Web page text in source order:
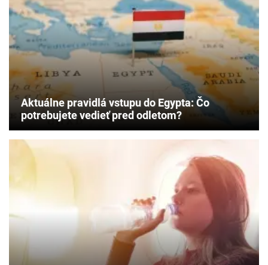
Aktuálne pravidlá vstupu do Egypta: Čo
potrebujete vedieť pred odletom?